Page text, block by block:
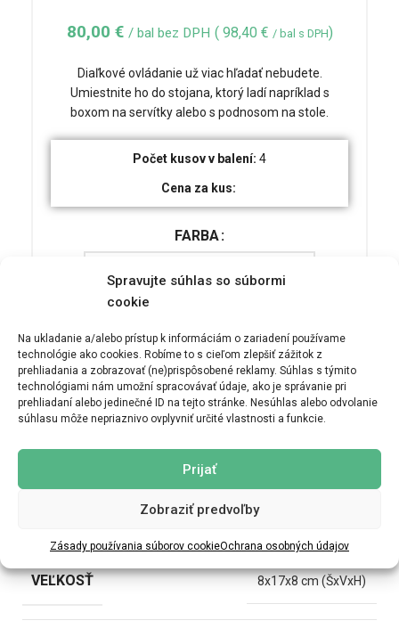
Spravujte súhlas so súbormi
cookie
Na ukladanie a/alebo prístup k informáciám o zariadení používame
technológie ako cookies. Robíme to s cieľom zlepšiť zážitok z
prehliadania a zobrazovať (ne)prispôsobené reklamy. Súhlas s týmito
technológiami nám umožní spracovávať údaje, ako je správanie pri
prehliadaní alebo jedinečné ID na tejto stránke. Nesúhlas alebo odvolanie
súhlasu môže nepriaznivo ovplyvniť určité vlastnosti a funkcie.
Prijať
Zobraziť predvoľby
Zásady používania súborov cookieOchrana osobných údajov
80,00 € / bal bez DPH ( 98,40 € / bal s DPH)
Diaľkové ovládanie už viac hľadať nebudete.
Umiestnite ho do stojana, ktorý ladí napríklad s
boxom na servítky alebo s podnosom na stole.
Počet kusov v balení: 4
Cena za kus:
FARBA
VEĽKOSŤ 8x17x8 cm (ŠxVxH)